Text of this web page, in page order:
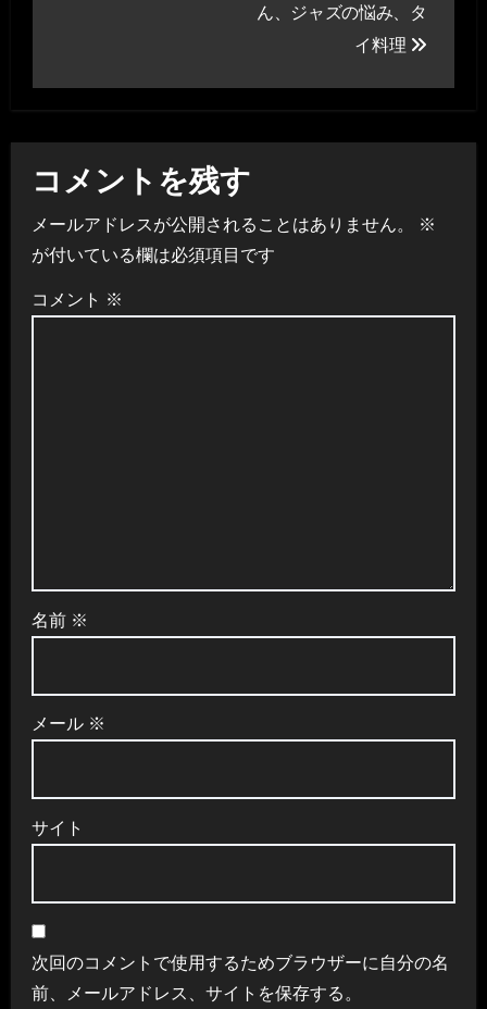
ビ
ゲ
ー
シ
ョ
ン
ん、ジャズの悩み、タ
イ料理
コメントを残す
メールアドレスが公開されることはありません。
※
が付いている欄は必須項目です
コメント ※
名前 ※
メール ※
サイト
次回のコメントで使用するためブラウザーに自分の名
前、メールアドレス、サイトを保存する。